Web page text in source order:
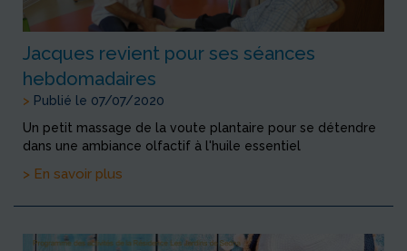
Jacques revient pour ses séances
hebdomadaires
> Publié le 07/07/2020
Un petit massage de la voute plantaire pour se détendre
dans une ambiance olfactif à l'huile essentiel
> En savoir plus